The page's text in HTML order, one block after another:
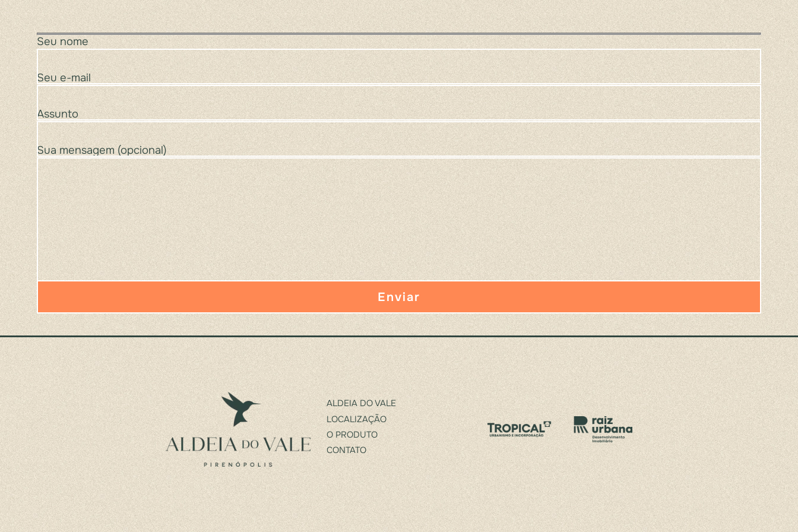
Seu nome
Seu e-mail
Assunto
Sua mensagem (opcional)
ALDEIA DO VALE
LOCALIZAÇÃO
O PRODUTO
CONTATO